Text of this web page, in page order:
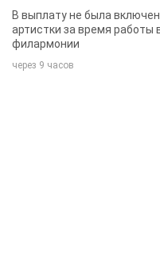
певица
В выплату не была
артистки за время работы
филармонии
через 9 часов